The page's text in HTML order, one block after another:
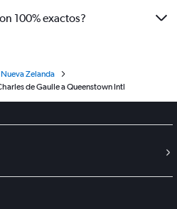
100% exactos?
Nueva Zelanda
de Gaulle a Queenstown Intl